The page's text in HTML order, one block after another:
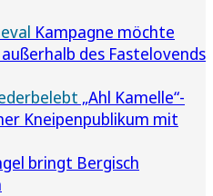
Kampagne möchte
des Fastelovends
„Ahl Kamelle“-
Kneipenpublikum mit
bringt Bergisch